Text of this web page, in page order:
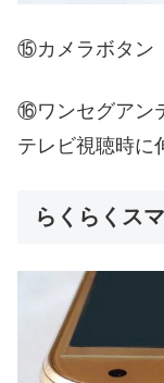
⑮カメラボタン
⑯ワンセグアン
テレビ視聴時に
らくらくス